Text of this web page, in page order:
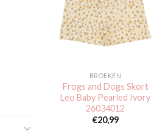
Deze
optie
kan
gekozen
op
de
productpagina
Toevoegen
aan
verlanglijst
BROEKEN
Frogs and Dogs Skort
Leo Baby Pearled Ivory
26034012
€20,99